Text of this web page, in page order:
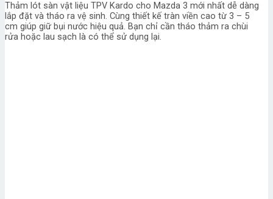
Thảm lót sàn vật liệu TPV Kardo cho Mazda 3 mới nhất dễ dàng
lắp đặt và tháo ra vệ sinh. Cùng thiết kế tràn viền cao từ 3 – 5
cm giúp giữ bụi nước hiệu quả. Bạn chỉ cần tháo thảm ra chùi
rửa hoặc lau sạch là có thể sử dụng lại.